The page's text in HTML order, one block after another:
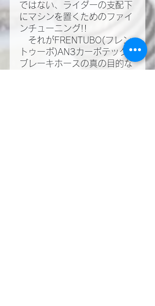
ではない、ライダーの支配下
にマシンを置くためのファイ
ンチューニング!!​
それがFRENTUBO(フレン
トゥーボ)AN3カーボテック
ブレーキホースの真の目的な